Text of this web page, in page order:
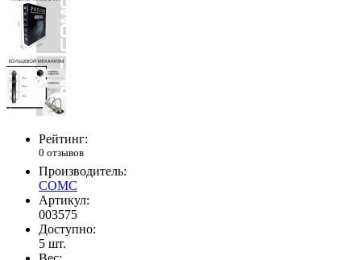
Рейтинг:
0 отзывов
Производитель:
СОМС
Артикул:
003575
Доступно:
5 шт.